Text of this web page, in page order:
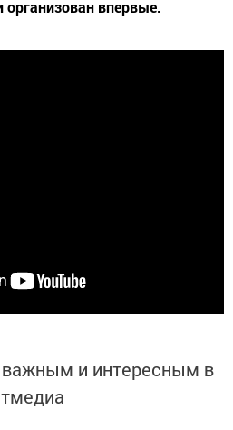
впервые.
и интересным в